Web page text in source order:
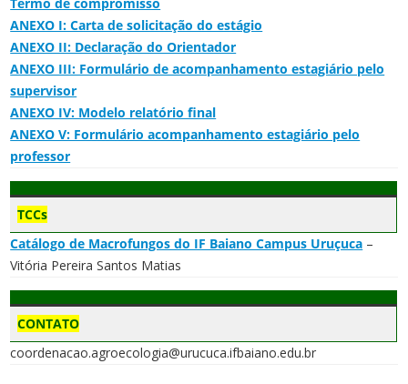
ANEXO I: Carta de solicitação do estágio
ANEXO II: Declaração do Orientador
ANEXO III: Formulário de acompanhamento estagiário pelo
supervisor
ANEXO IV: Modelo relatório final
ANEXO V: Formulário acompanhamento estagiário pelo
professor
TCCs
Catálogo de Macrofungos do IF Baiano Campus Uruçuca –
Vitória Pereira Santos Matias
CONTATO
coordenacao.agroecologia@urucuca.ifbaiano.edu.br